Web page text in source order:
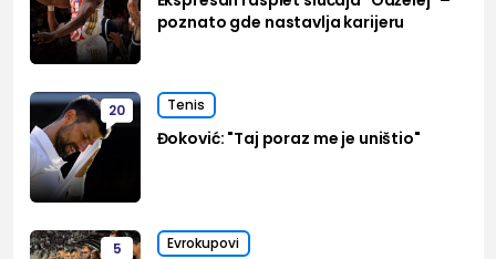
poznato gde nastavlja karijeru
20 Tenis
Đoković: "Taj poraz me je uništio"
5 Evrokupovi